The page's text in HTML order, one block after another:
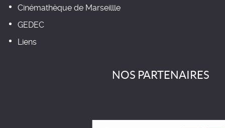
Cinémathèque de Marseillle
GEDEC
Liens
NOS PARTENAIRES